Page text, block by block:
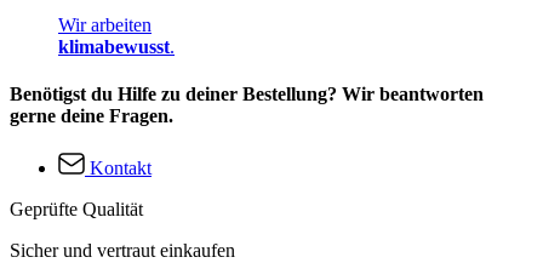
Wir arbeiten
klimabewusst.
Benötigst du Hilfe zu deiner Bestellung? Wir beantworten
gerne deine Fragen.
Kontakt
Geprüfte Qualität
Sicher und vertraut einkaufen